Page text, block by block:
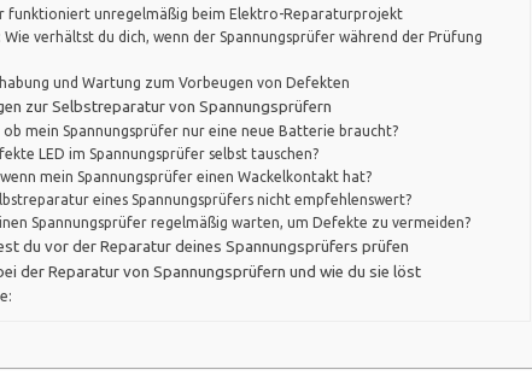
funktioniert unregelmäßig beim Elektro-Reparaturprojekt
verhältst du dich, wenn der Spannungsprüfer während der Prüfung
und Wartung zum Vorbeugen von Defekten
zur Selbstreparatur von Spannungsprüfern
ob mein Spannungsprüfer nur eine neue Batterie braucht?
LED im Spannungsprüfer selbst tauschen?
mein Spannungsprüfer einen Wackelkontakt hat?
eines Spannungsprüfers nicht empfehlenswert?
Spannungsprüfer regelmäßig warten, um Defekte zu vermeiden?
du vor der Reparatur deines Spannungsprüfers prüfen
der Reparatur von Spannungsprüfern und wie du sie löst